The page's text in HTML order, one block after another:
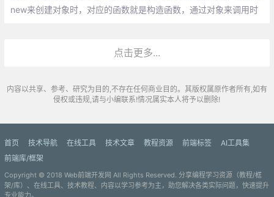
new来创建对象时，对应的函数就是构造函数，通过对象来调用时
点击更多...
内容以共享、参考、研究为目的,不存在任何商业目的。其版权属原作者所有,如有
侵权或违规,请与小编联系!情况属实本人将予以删除!
首页 技术导航 在线工具 技术文章 教程资源 前端标签
AI工具集
前端库/框架